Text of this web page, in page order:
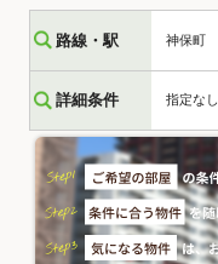
路線・駅 神保町
詳細条件 指定なし